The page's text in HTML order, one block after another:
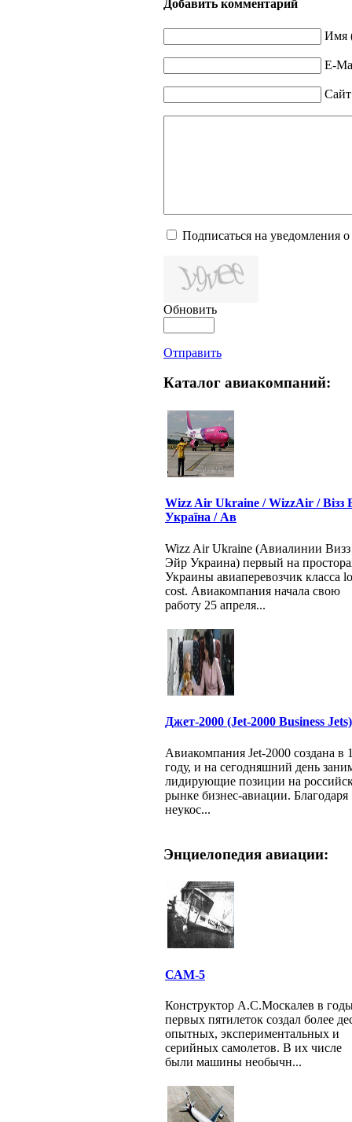
Добавить комментарий
Имя
E-
Сайт
Подписаться на уведомления
Обновить
Отправить
Каталог авиакомпаний:
Wizz Air Ukraine / WizzAir / Візз
Україна / Ав
Wizz Air Ukraine (Авиалинии Визз
Эйр Украина) первый на
Украины авиаперевозчик класса
cost. Авиакомпания начала свою
работу 25 апреля...
Джет-2000 (Jet-2000 Business Jets)
Авиакомпания Jet-2000 создана в
году, и на сегодняшний день
лидирующие позиции на
рынке бизнес-авиации. Благодаря
неукос...
Энциелопедия авиации:
САМ-5
Конструктор А.С.Москалев в
первых пятилеток создал более
опытных, экспериментальных и
серийных самолетов. В их числе
были машины необычн...